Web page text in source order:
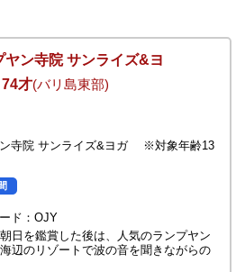
ン寺院 サンライズ&ヨ
才(バリ島東部)
ド：OJY
日を鑑賞した後は、人気のランプヤン
辺のリゾートで波の音を聞きながらの